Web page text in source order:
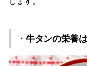
・牛タンの栄養